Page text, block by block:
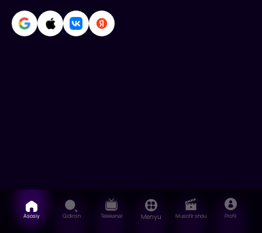
Asosiy Qidirish Telekanal Menyu Musofir shou Profil